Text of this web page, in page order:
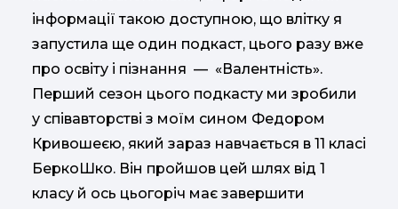
інформації такою доступною, що влітку я
запустила ще один подкаст, цього разу вже
про освіту і пізнання — «Валентність».
Перший сезон цього подкасту ми зробили
у співавторстві з моїм сином Федором
Кривошеєю, який зараз навчається в 11 класі
БеркоШко. Він пройшов цей шлях від 1
класу й ось цьогоріч має завершити